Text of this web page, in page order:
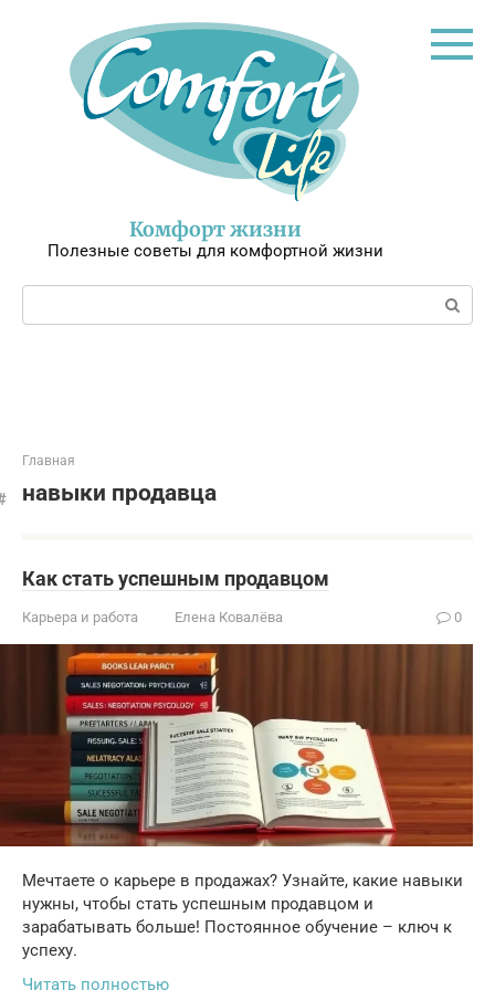
Комфорт жизни
Полезные советы для комфортной жизни
Поиск:
Главная
навыки продавца
Как стать успешным продавцом
Карьера и работа Елена Ковалёва 0
Мечтаете о карьере в продажах? Узнайте, какие навыки
нужны, чтобы стать успешным продавцом и
зарабатывать больше! Постоянное обучение – ключ к
успеху.
Читать полностью